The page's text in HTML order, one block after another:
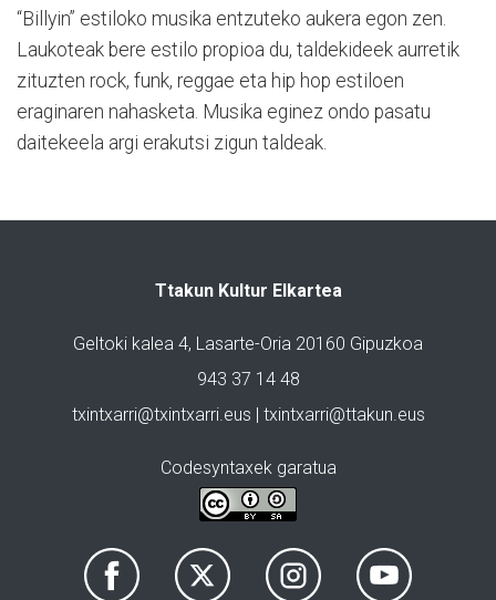
“Billyin” estiloko musika entzuteko aukera egon zen.
Laukoteak bere estilo propioa du, taldekideek aurretik
zituzten rock, funk, reggae eta hip hop estiloen
eraginaren nahasketa. Musika eginez ondo pasatu
daitekeela argi erakutsi zigun taldeak.
Ttakun Kultur Elkartea
Geltoki kalea 4, Lasarte-Oria 20160 Gipuzkoa
943 37 14 48
txintxarri@txintxarri.eus | txintxarri@ttakun.eus
Codesyntaxek garatua